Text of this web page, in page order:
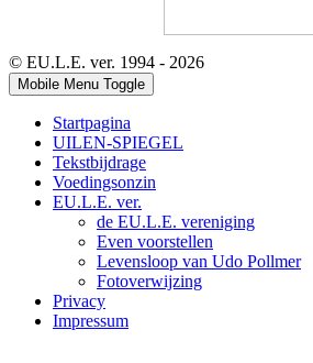
© EU.L.E. ver. 1994 - 2026
Mobile Menu Toggle
Startpagina
UILEN-SPIEGEL
Tekstbijdrage
Voedingsonzin
EU.L.E. ver.
de EU.L.E. vereniging
Even voorstellen
Levensloop van Udo Pollmer
Fotoverwijzing
Privacy
Impressum